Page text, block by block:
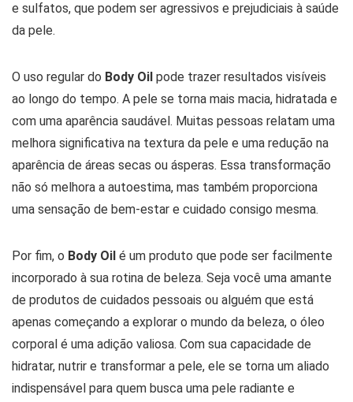
e sulfatos, que podem ser agressivos e prejudiciais à saúde
da pele.
O uso regular do Body Oil pode trazer resultados visíveis
ao longo do tempo. A pele se torna mais macia, hidratada e
com uma aparência saudável. Muitas pessoas relatam uma
melhora significativa na textura da pele e uma redução na
aparência de áreas secas ou ásperas. Essa transformação
não só melhora a autoestima, mas também proporciona
uma sensação de bem-estar e cuidado consigo mesma.
Por fim, o Body Oil é um produto que pode ser facilmente
incorporado à sua rotina de beleza. Seja você uma amante
de produtos de cuidados pessoais ou alguém que está
apenas começando a explorar o mundo da beleza, o óleo
corporal é uma adição valiosa. Com sua capacidade de
hidratar, nutrir e transformar a pele, ele se torna um aliado
indispensável para quem busca uma pele radiante e